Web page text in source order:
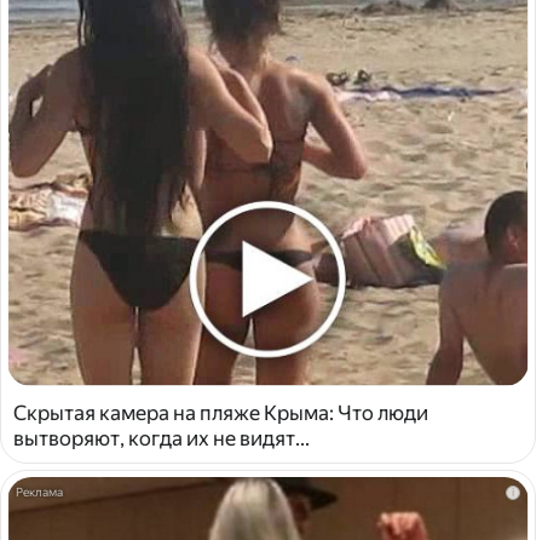
Скрытая камера на пляже Крыма: Что люди
вытворяют, когда их не видят...
i